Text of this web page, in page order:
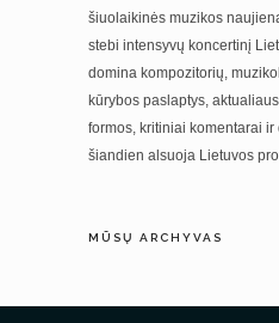
šiuolaikinės muzikos
stebi intensyvų koncertinį
domina kompozitorių,
kūrybos paslaptys,
formos, kritiniai komentarai
šiandien alsuoja Lietuvos
MŪSŲ ARCHYVAS